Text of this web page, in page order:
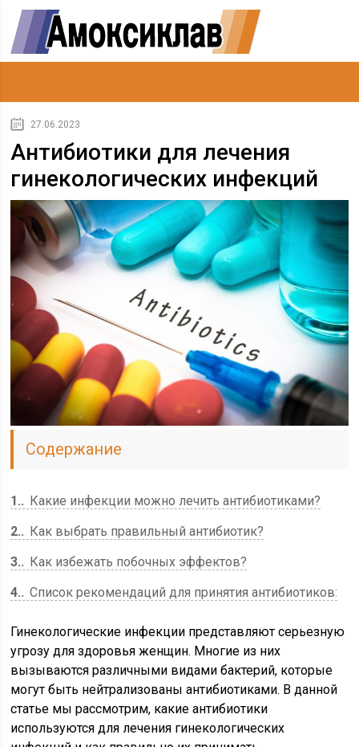
27.06.2023
Антибиотики для лечения
гинекологических инфекций
Содержание
1.
Какие инфекции можно лечить антибиотиками?
2.
Как выбрать правильный антибиотик?
3.
Как избежать побочных эффектов?
4.
Список рекомендаций для принятия антибиотиков:
Гинекологические инфекции представляют серьезную
угрозу для здоровья женщин. Многие из них
вызываются различными видами бактерий, которые
могут быть нейтрализованы антибиотиками. В данной
статье мы рассмотрим, какие антибиотики
используются для лечения гинекологических